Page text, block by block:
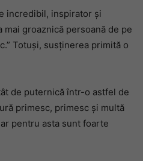
incredibil, inspirator și
groaznică persoană de pe
Totuși, susținerea primită o
de puternică într-o astfel de
primesc, primesc și multă
pentru asta sunt foarte